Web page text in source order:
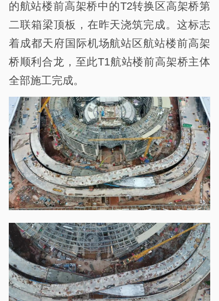
的航站楼前高架桥中的T2转换区高架桥第
二联箱梁顶板，在昨天浇筑完成。这标志
着成都天府国际机场航站区航站楼前高架
桥顺利合龙，至此T1航站楼前高架桥主体
全部施工完成。